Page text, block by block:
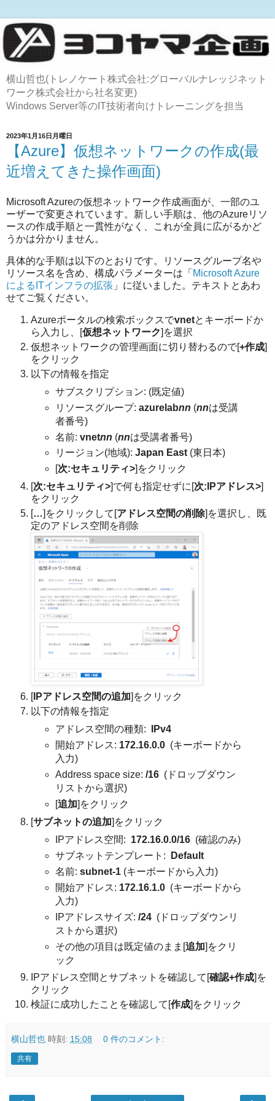
横山哲也(トレノケート株式会社:グローバルナレッジネット
ワーク株式会社から社名変更)
Windows Server等のIT技術者向けトレーニングを担当
2023年1月16日月曜日
【Azure】仮想ネットワークの作成(最
近増えてきた操作画面)
Microsoft Azureの仮想ネットワーク作成画面が、一部のユ
ーザーで変更されています。新しい手順は、他のAzureリソ
ースの作成手順と一貫性がなく、これが全員に広がるかど
うかは分かりません。
具体的な手順は以下のとおりです。リソースグループ名や
リソース名を含め、構成パラメーターは「 Microsoft Azure
によるITインフラの拡張 」に従いました。テキストとあわ
せてご覧ください。
Azureポータルの検索ボックスでvnetとキーボードか
ら入力し、[仮想ネットワーク]を選択
仮想ネットワークの管理画面に切り替わるので[+作成]
をクリック
以下の情報を指定
サブスクリプション: (既定値)
リソースグループ: azurelabnn (nnは受講
者番号)
名前: vnetnn (nnは受講者番号)
リージョン(地域): Japan East(東日本)
[次:セキュリティ>]をクリック
[次:セキュリティ>]で何も指定せずに[次:IPアドレス>]
をクリック
[…]をクリックして[アドレス空間の削除]を選択し、既
定のアドレス空間を削除
[IPアドレス空間の追加]をクリック
以下の情報を指定
アドレス空間の種類:
IPv4
開始アドレス: 172.16.0.0(キーボードから
入力)
Address space size: /16(ドロップダウン
リストから選択)
[追加]をクリック
[サブネットの追加]をクリック
IPアドレス空間: 172.16.0.0/16(確認のみ)
サブネットテンプレート:
Default
名前: subnet-1(キーボードから入力)
開始アドレス: 172.16.1.0(キーボードから
入力)
IPアドレスサイズ: /24(ドロップダウンリ
ストから選択)
その他の項目は既定値のまま[追加]をクリ
ック
IPアドレス空間とサブネットを確認して[確認+作成]を
クリック
検証に成功したことを確認して[作成]をクリック
横山哲也 時刻: 15:08 0 件のコメント:
共有